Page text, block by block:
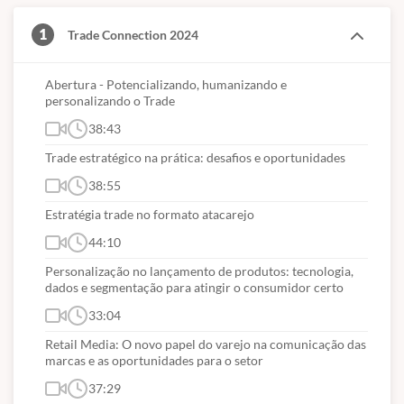
encontrará no curso!
Título: IA - Potencializando, Humanizando e Personalizando o
Inovação)
Palestra 2
Sant'Anna) e Tânia Miné (CEO da Trade Design Consultoria)
Palestra 3
Título: Estratégia Trade no Formato Atacarejo
Painelistas: Caio Cesar Lira (Diretor-geral do Dom Atacadista) e
Hugo Medeiros (Diretor de Trade Marketing da Coca-Cola FEMSA)
1 Trade Connection 2024
Abertura - Potencializando, humanizando e
personalizando o Trade
38:43
Trade estratégico na prática: desafios e oportunidades
38:55
Estratégia trade no formato atacarejo
44:10
Personalização no lançamento de produtos: tecnologia,
dados e segmentação para atingir o consumidor certo
33:04
Retail Media: O novo papel do varejo na comunicação das
marcas e as oportunidades para o setor
37:29